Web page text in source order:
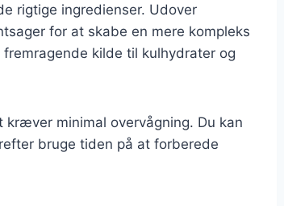
rigtige ingredienser. Udover
for at skabe en mere kompleks
kilde til kulhydrater og
minimal overvågning. Du kan
bruge tiden på at forberede